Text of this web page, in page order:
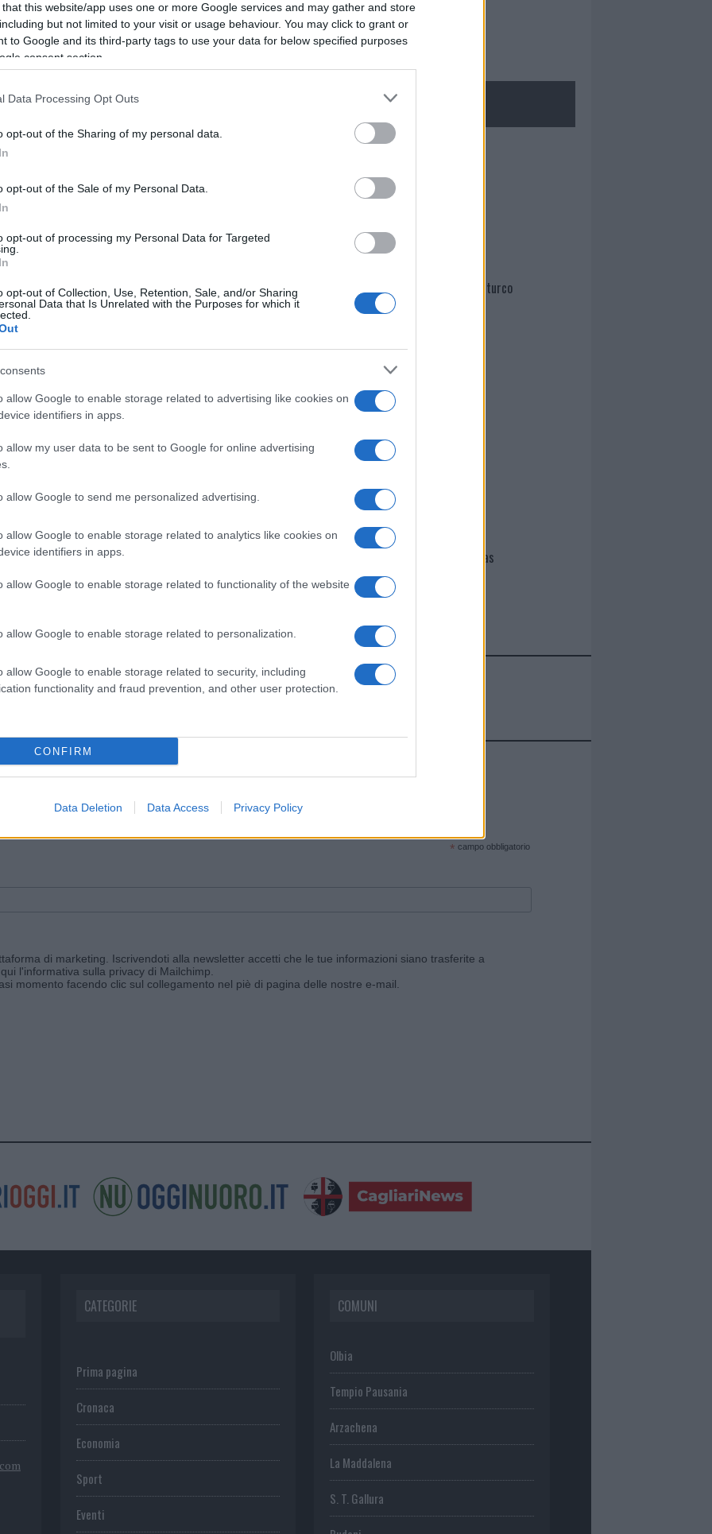
that this website/app uses one or more Google services and may gather and store
but not limited to your visit or usage behaviour. You may click to grant or
to Google and its third-party tags to use your data for below specified purposes
consent section.
Data Processing Opt Outs
opt-out of the Sharing of my personal data.
opt-out of the Sale of my Personal Data.
opt-out of processing my Personal Data for Targeted
opt-out of Collection, Use, Retention, Sale, and/or Sharing
Data that Is Unrelated with the Purposes for which it
allow Google to enable storage related to advertising like cookies on
identifiers in apps.
allow my user data to be sent to Google for online advertising
allow Google to send me personalized advertising.
allow Google to enable storage related to analytics like cookies on
identifiers in apps.
allow Google to enable storage related to functionality of the website
allow Google to enable storage related to personalization.
allow Google to enable storage related to security, including
functionality and fraud prevention, and other user protection.
CONFIRM
Data Deletion Data Access Privacy Policy
della Squadra Mobile, è statodenunciato
del reato di “presentazione di lavori opera
L’auricolare e lo smartphone sono
state denunciate altre tre persone,
nella sezioneLogindal menù del sito o
Patente Cagliari
NECROLOGIE
Martina Agostina Diturco
I nostri cari
I nostri cari
Giovannimaria Cabras
Invia un Comunicato Stampa|Pubblicità|Segnala
e ricevi le nostre email periodiche contenenti le ultime notizie pubblicate sul sito web!
* campo obbligatorio
di marketing. Iscrivendoti alla newsletter accetti che le tue informazioni siano trasferite a
l'informativa sulla privacy di Mailchimp
momento facendo clic sul collegamento nel piè di pagina delle nostre e-mail.
CATEGORIE
Prima pagina
Cronaca
Economia
Sport
Eventi
COMUNI
Olbia
Tempio Pausania
Arzachena
La Maddalena
S. T. Gallura